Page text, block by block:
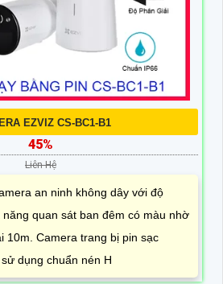
EZVIZ CS-BC1-B1
45%
Liên Hệ
an ninh không dây với độ
quan sát ban đêm có màu nhờ
10m. Camera trang bị pin sạc
dụng chuẩn nén H